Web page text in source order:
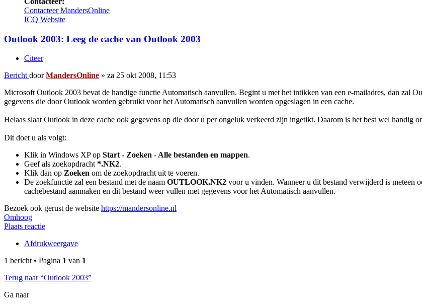
Contacteer MandersOnline
ICQ Website
Outlook 2003: Leeg de cache van Outlook 2003
Citeer
Bericht doorMandersOnline » za 25 okt 2008, 11:53
Microsoft Outlook 2003 bevat de handige functie Automatisch aanvullen. Begint u met het intikken van een e-mailadres, dan zal
gegevens die door Outlook worden gebruikt voor het Automatisch aanvullen worden opgeslagen in een cache.
Helaas slaat Outlook in deze cache ook gegevens op die door u per ongeluk verkeerd zijn ingetikt. Daarom is het best wel handig
Dit doet u als volgt:
Klik in Windows XP op Start - Zoeken - Alle bestanden en mappen.
Geef als zoekopdracht *.NK2.
Klik dan op Zoeken om de zoekopdracht uit te voeren.
De zoekfunctie zal een bestand met de naam OUTLOOK.NK2 voor u vinden. Wanneer u dit bestand verwijderd is meteen
cachebestand aanmaken en dit bestand weer vullen met gegevens voor het Automatisch aanvullen.
Bezoek ook gerust de website https://mandersonline.nl
Omhoog
Plaats reactie
Afdrukweergave
1 bericht • Pagina 1 van 1
Terug naar “Outlook 2003”
Ga naar